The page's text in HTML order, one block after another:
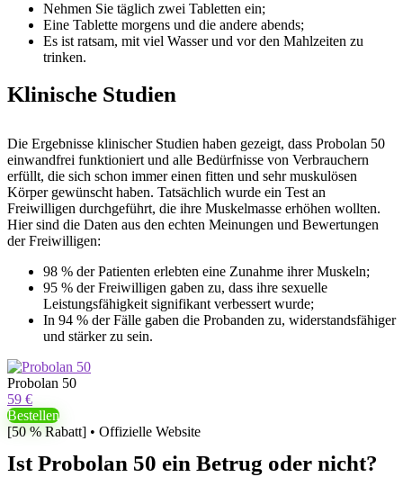
Nehmen Sie täglich zwei Tabletten ein;
Eine Tablette morgens und die andere abends;
Es ist ratsam, mit viel Wasser und vor den Mahlzeiten zu
trinken.
Klinische Studien
Die Ergebnisse klinischer Studien haben gezeigt, dass Probolan 50
einwandfrei funktioniert und alle Bedürfnisse von Verbrauchern
erfüllt, die sich schon immer einen fitten und sehr muskulösen
Körper gewünscht haben. Tatsächlich wurde ein Test an
Freiwilligen durchgeführt, die ihre Muskelmasse erhöhen wollten.
Hier sind die Daten aus den echten Meinungen und Bewertungen
der Freiwilligen:
98 % der Patienten erlebten eine Zunahme ihrer Muskeln;
95 % der Freiwilligen gaben zu, dass ihre sexuelle
Leistungsfähigkeit signifikant verbessert wurde;
In 94 % der Fälle gaben die Probanden zu, widerstandsfähiger
und stärker zu sein.
Probolan 50
59 €
Bestellen
[50 % Rabatt] • Offizielle Website
Ist Probolan 50 ein Betrug oder nicht?